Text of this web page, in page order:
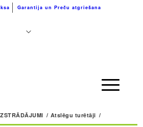
Garantija un Preču atgriešana
/ Atslēgu turētāji /